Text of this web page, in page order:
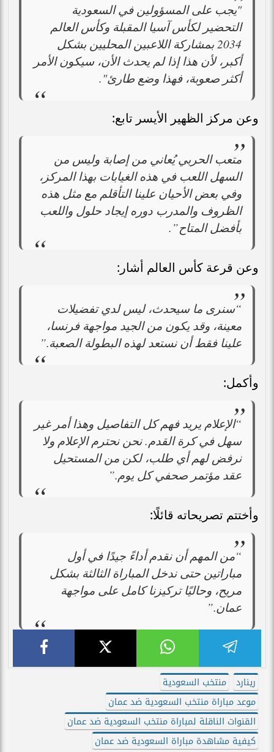
"يجب على المسؤولين في السعودية
التحضير لكأس آسيا المقبلة وكأس العالم
2034 بمشاركة اللاعبين المحليين بشكل
أكبر، لأن هذا إذا لم يحدث الأن، سيكون الأمر
أكثر صعوبة، فهذا وضع طارئ".
وعن مركز الظهير الأيسر تابع:
متعب الحربي يُعاني من إصابة وليس من
السهل اللعب في هذه الغيابات بهذا المركز،
وفي بعض الأحيان علينا التأقلم مع مثل هذه
الظروف والمدرب دوره إيجاد حلول واللعب
بأفضل المتاح”.
وعن قرعة كأس العالم أشار:
“سنرى ما سيحدث، ليس لدي تفضيلات
معينة، وقد يكون من الجيد مواجهة فرنسا،
علينا فقط أن نستعد لهذه البطولة الصعبة.”
وأكمل:
“الإعلام يريد فهم كل التفاصيل وهذا أمر غير
سهل في كرة القدم. نحن نحترم الإعلام ولا
نرفض لهم أي طلب، لكن من المستحيل
عقد مؤتمر صحفي كل يوم.”
وأختتم تصريحاته قائلًا:
“من المهم أن نقدم أداءً جيدًا في أول
مباراتين حتى ندخل المباراة الثالثة بشكل
مريح، وحاليًا تركيزنا كامل على مواجهة
عمان.”
رينارد
منتخب السعودية
موعد مباراة منتخب السعودية ضد عمان
القنوات الناقلة لمباراة منتخب السعودية ضد عمان
كيفية مشاهدة مباراة السعودية ضد عمان